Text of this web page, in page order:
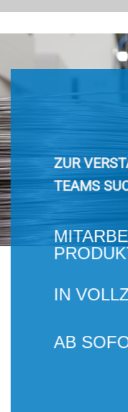
ZUR
TEAMS
IN
AB